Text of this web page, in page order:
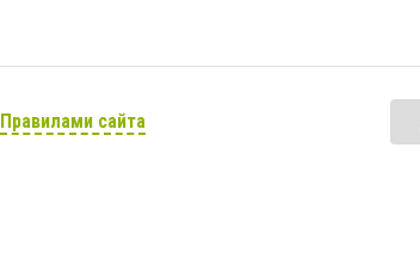
Правилами сайта